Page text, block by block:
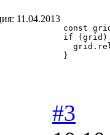
11.04.2013
const
if
}
#3